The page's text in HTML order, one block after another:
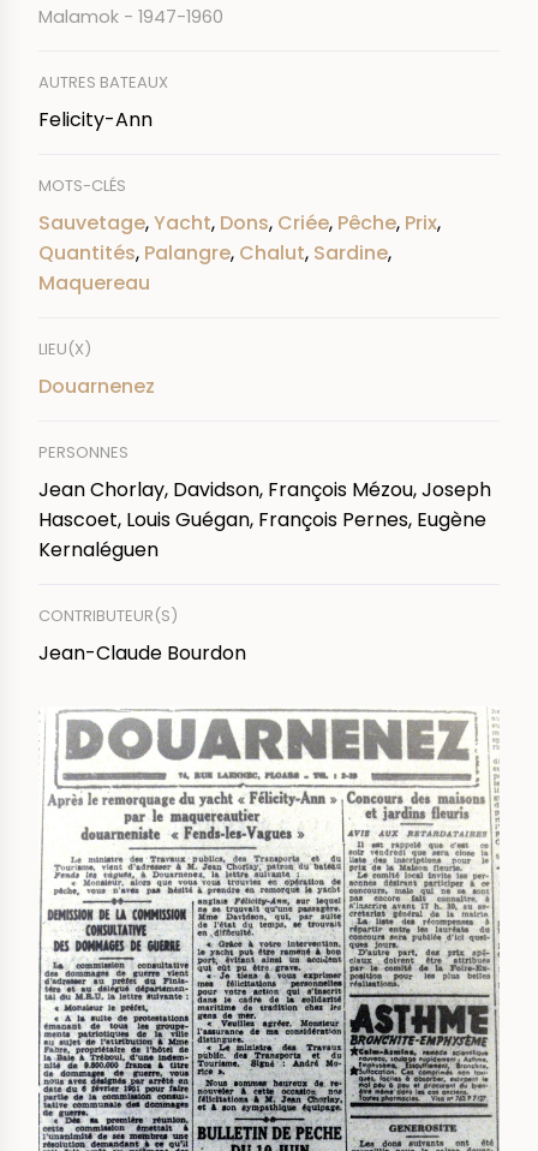
Malamok - 1947-1960
AUTRES BATEAUX
Felicity-Ann
MOTS-CLÉS
Sauvetage,Yacht, Dons, Criée, Pêche, Prix,
Quantités, Palangre, Chalut, Sardine,
Maquereau
LIEU(X)
Douarnenez
PERSONNES
Jean Chorlay, Davidson, François Mézou, Joseph
Hascoet, Louis Guégan, François Pernes, Eugène
Kernaléguen
CONTRIBUTEUR(S)
Jean-Claude Bourdon
IMAGE